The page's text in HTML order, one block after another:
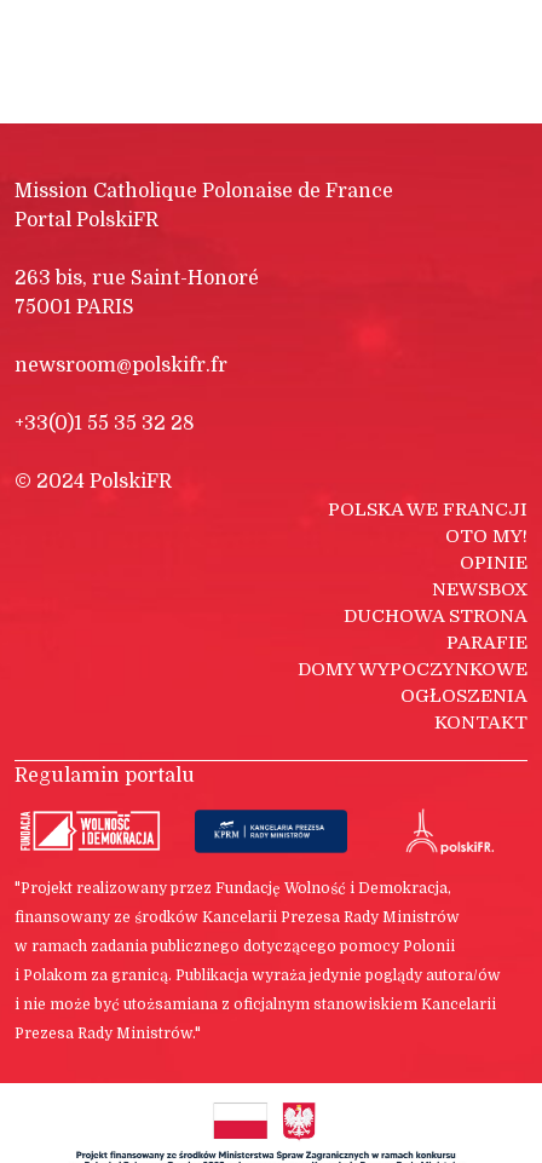
Mission Catholique Polonaise de France
Portal PolskiFR
263 bis, rue Saint-Honoré
75001 PARIS
newsroom@polskifr.fr
+33(0)1 55 35 32 28
© 2024 PolskiFR
POLSKA WE FRANCJI
OTO MY!
OPINIE
NEWSBOX
DUCHOWA STRONA
PARAFIE
DOMY WYPOCZYNKOWE
OGŁOSZENIA
KONTAKT
Regulamin portalu
"Projekt realizowany przez Fundację Wolność i Demokracja,
finansowany ze środków Kancelarii Prezesa Rady Ministrów
w ramach zadania publicznego dotyczącego pomocy Polonii
i Polakom za granicą. Publikacja wyraża jedynie poglądy autora/ów
i nie może być utożsamiana z oficjalnym stanowiskiem Kancelarii
Prezesa Rady Ministrów."